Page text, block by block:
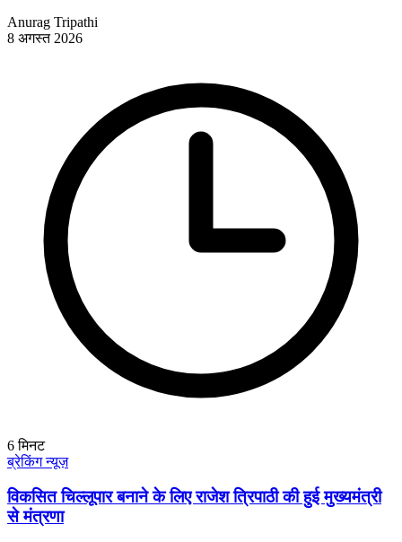
Anurag Tripathi
8 अगस्त 2026
6मिनट
ब्रेकिंग न्यूज़
विकसित चिल्लूपार बनाने के लिए राजेश त्रिपाठी की हुई मुख्यमंत्री
से मंत्रणा